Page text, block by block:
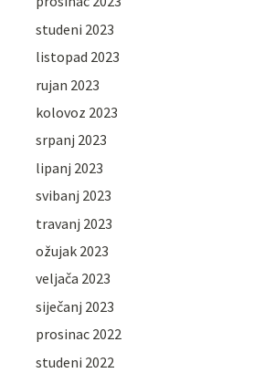
studeni 2023
listopad 2023
rujan 2023
kolovoz 2023
srpanj 2023
lipanj 2023
svibanj 2023
travanj 2023
ožujak 2023
veljača 2023
siječanj 2023
prosinac 2022
studeni 2022